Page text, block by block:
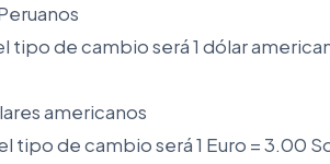
tipo de cambio será 1 dólar
americanos
tipo de cambio será 1 Euro = 3.00